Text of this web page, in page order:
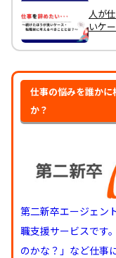
人が
いケ
仕事の悩みを誰か
か？
第二新卒エージェン
職支援サービスです
のかな？」など仕事